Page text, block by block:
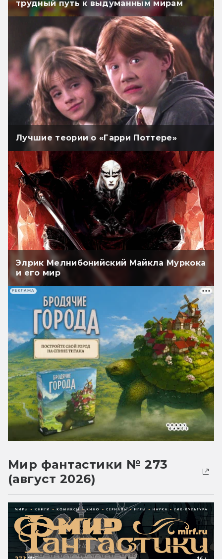
трудный путь к выдуманным мирам
Лучшие теории о «Гарри Поттере»
Элрик Мелнибонийский Майкла Муркока
и его мир
РЕКЛАМА
Мир фантастики № 273
(август 2026)